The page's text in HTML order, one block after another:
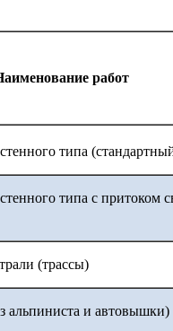
работ
типа
типа с притоком
(трассы)
альпиниста и автовышки)